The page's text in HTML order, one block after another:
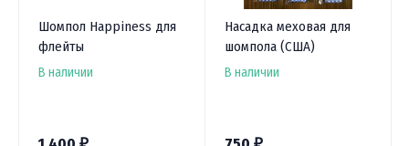
Шомпол Happiness для
флейты
В наличии
₽
Насадка меховая для
шомпола (США)
В наличии
₽